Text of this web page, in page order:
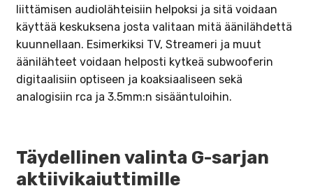
liittämisen audiolähteisiin helpoksi ja sitä voidaan
käyttää keskuksena josta valitaan mitä äänilähdettä
kuunnellaan. Esimerkiksi TV, Streameri ja muut
äänilähteet voidaan helposti kytkeä subwooferin
digitaalisiin optiseen ja koaksiaaliseen sekä
analogisiin rca ja 3.5mm:n sisääntuloihin.
Täydellinen valinta G-sarjan
aktiivikaiuttimille